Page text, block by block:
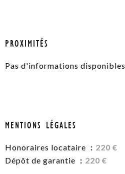
PROXIMITÉS
Pas d'informations disponibles
MENTIONS LÉGALES
Honoraires locataire
220 €
Dépôt de garantie
220 €